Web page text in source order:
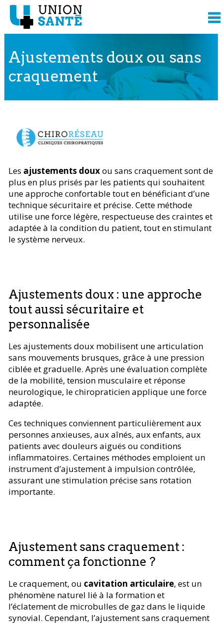
Ajustements doux ou sans
craquement
Les ajustements douxou sans craquement sont de
plus en plus prisés par les patients qui souhaitent
une approche confortable tout en bénéficiant d’une
technique sécuritaire et précise. Cette méthode
utilise une force légère, respectueuse des craintes et
adaptée à la condition du patient, tout en stimulant
le système nerveux.
Ajustements doux : une approche
tout aussi sécuritaire et
personnalisée
Les ajustements doux mobilisent une articulation
sans mouvements brusques, grâce à une pression
ciblée et graduelle. Après une évaluation complète
de la mobilité, tension musculaire et réponse
neurologique, le chiropraticien applique une force
adaptée.
Ces techniques conviennent particulièrement aux
personnes anxieuses, aux aînés, aux enfants, aux
patients avec douleurs aiguës ou conditions
inflammatoires. Certaines méthodes emploient un
instrument d’ajustement à impulsion contrôlée,
assurant une stimulation précise sans rotation
importante.
Ajustement sans craquement :
comment ça fonctionne ?
Le craquement, ou cavitation articulaire, est un
phénomène naturel lié à la formation et
l’éclatement de microbulles de gaz dans le liquide
synovial. Cependant, l’ajustement sans craquement